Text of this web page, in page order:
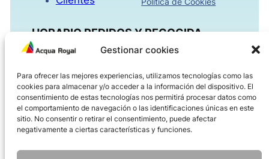
Gestionar cookies
Para ofrecer las mejores experiencias, utilizamos tecnologías como las
cookies para almacenar y/o acceder a la información del dispositivo. El
consentimiento de estas tecnologías nos permitirá procesar datos como
el comportamiento de navegación o las identificaciones únicas en este
sitio. No consentir o retirar el consentimiento, puede afectar
negativamente a ciertas características y funciones.
HORARIO PEDIDOS Y RECOGIDA
Tardes 16:00h – 18:30h
Viernes 08:00h – 14:00h
ACQUAROYAL.COM